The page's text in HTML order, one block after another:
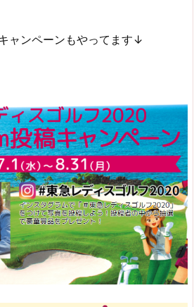
ャンペーンもやってます↓